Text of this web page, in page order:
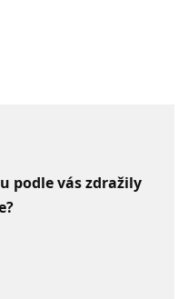
podle vás zdražily